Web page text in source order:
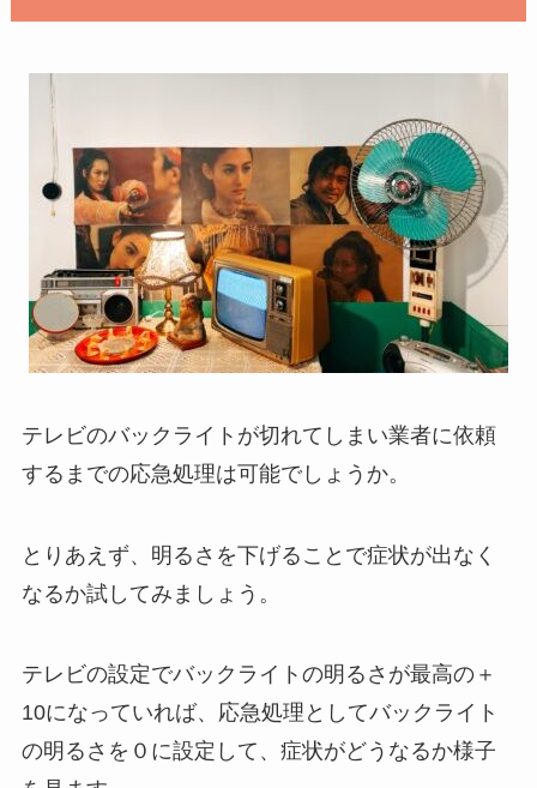
テレビのバックライトが切れてしまい業者に依頼
するまでの応急処理は可能でしょうか。
とりあえず、明るさを下げることで症状が出なく
なるか試してみましょう。
テレビの設定でバックライトの明るさが最高の＋
10になっていれば、応急処理としてバックライト
の明るさを０に設定して、症状がどうなるか様子